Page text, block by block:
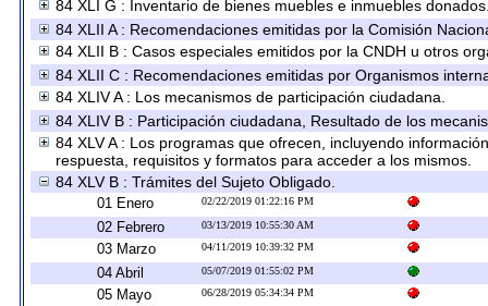
84 XLI G : Inventario de bienes muebles e inmuebles
84 XLII A : Recomendaciones emitidas por la Comisión
84 XLII B : Casos especiales emitidos por la CNDH u otros
84 XLII C : Recomendaciones emitidas por Organismos
84 XLIV A : Los mecanismos de participación ciudadana.
84 XLIV B : Participación ciudadana, Resultado de los
84 XLV A : Los programas que ofrecen, incluyendo
respuesta, requisitos y formatos para acceder a los mismos.
84 XLV B : Trámites del Sujeto Obligado.
01 Enero 02/22/2019 01:22:16 PM
02 Febrero 03/13/2019 10:55:30 AM
03 Marzo 04/11/2019 10:39:32 PM
04 Abril 05/07/2019 01:55:02 PM
05 Mayo 06/28/2019 05:34:34 PM